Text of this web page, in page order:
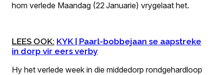
hom verlede Maandag (22 Januarie) vrygelaat het.
LEES OOK: KYK | Paarl-bobbejaan se aapstreke
in dorp vir eers verby
Hy het verlede week in die middedorp rondgehardloop